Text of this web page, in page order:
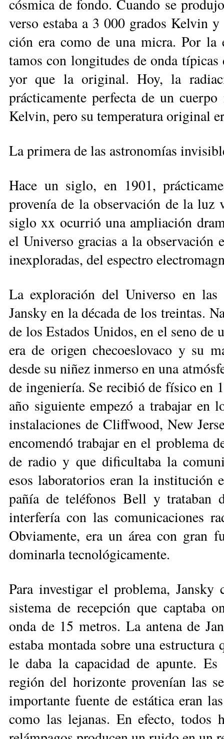
cósmica de fondo. Cuando se
verso estaba a 3 000 grados Kelvin
ción era como de una micra. Por
tamos con longitudes de onda
yor que la original. Hoy, la
prácticamente perfecta de un
Kelvin, pero su temperatura original
La primera de las astronomías
Hace un siglo, en 1901,
provenía de la observación de la
siglo xx ocurrió una ampliación
el Universo gracias a la ob­serva­ción
inexploradas, del espectro
La exploración del Universo en
Jansky en la década de los treintas.
de los Estados Unidos, en el se­no
era de origen checoeslova­co y su
desde su niñez inmerso en una
de ingeniería. Se reci­bió de físico en
año siguiente empezó a trabajar en
instalaciones de Cliffwood, New
enco­mendó trabajar en el problema
de radio y que dificultaba la
esos laboratorios eran la institución
pañía de teléfonos Bell y trataban
interfería con las comuni­ca­cio­nes
Obviamente, era un área con gran
dominarla tecno­ló­gi­ca­mente.
Para investigar el problema,
sistema de recepción que cap­taba
onda de 15 metros. La an­te­na de
estaba montada sobre una
le daba la capacidad de apunte.
región del horizon­te provenían las
importante fuen­te de estática eran
como las lejanas. En efecto, todos